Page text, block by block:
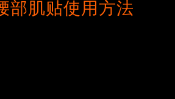
部肌贴使用方法